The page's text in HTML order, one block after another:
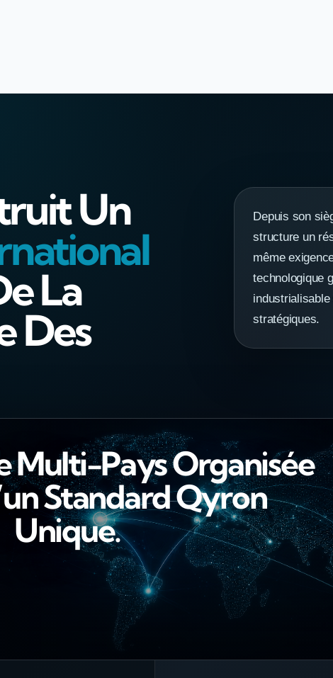
Un
La
Des
Depuis son
structure un
même
technologique
stratégiques.
Multi-Pays Organisée
Standard Qyron
Unique.